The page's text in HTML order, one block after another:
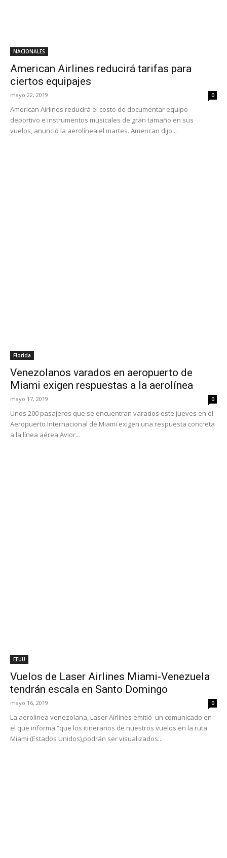
NACIONALES
American Airlines reducirá tarifas para
ciertos equipajes
mayo 22, 2019 0
American Airlines reducirá el costo de documentar equipo
deportivo e instrumentos musicales de gran tamaño en sus
vuelos, anunció la aerolínea el martes. American dijo...
Florida
Venezolanos varados en aeropuerto de
Miami exigen respuestas a la aerolínea
mayo 17, 2019 0
Unos 200 pasajeros que se encuentran varados este jueves en el
Aeropuerto Internacional de Miami exigen una respuesta concreta
a la línea aérea Avior...
EEUU
Vuelos de Laser Airlines Miami-Venezuela
tendrán escala en Santo Domingo
mayo 16, 2019 0
La aerolínea venezolana, Laser Airlines emitió un comunicado en
el que informa “que los itinerarios de nuestros vuelos en la ruta
Miami (Estados Unidos),podrán ser visualizados...